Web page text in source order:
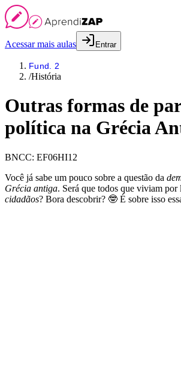
Acessar mais aulas Entrar
Fund. 2
/História
Outras formas de
política na Grécia
BNCC: EF06HI12
Você já sabe um pouco sobre a questão da
Grécia antiga. Será que todos que viviam por
cidadãos? Bora descobrir? 🤓 É sobre isso